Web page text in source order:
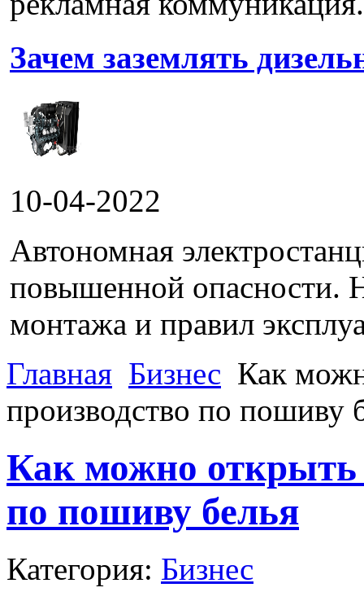
Зачем заземлять
10-04-2022
Автономная
повышенной опасности.
монтажа и правил
Главная Бизнес Как
производство по пошиву
Как можно открыть
по пошиву белья
Категория: Бизнес